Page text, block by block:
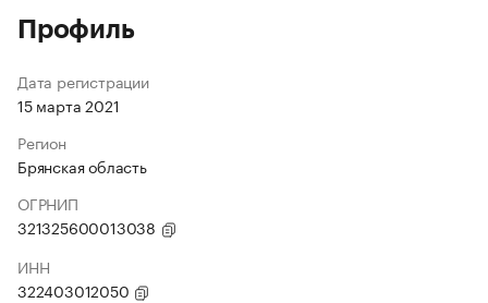
Профиль
Дата регистрации
15 марта 2021
Регион
Брянская область
ОГРНИП
321325600013038
ИНН
322403012050